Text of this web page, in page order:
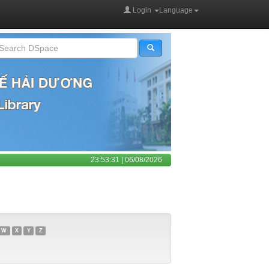
Language
Login
23:53:31 | 06/08/2026
W X Y Z